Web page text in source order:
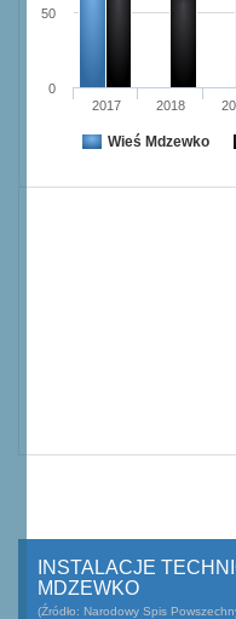
2017 2018
0
50
Wieś Mdzewko
INSTALACJE
MDZEWKO
(Źródło: Narodowy Spis